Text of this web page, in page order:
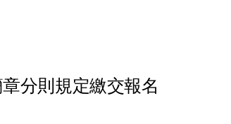
分則規定繳交報名